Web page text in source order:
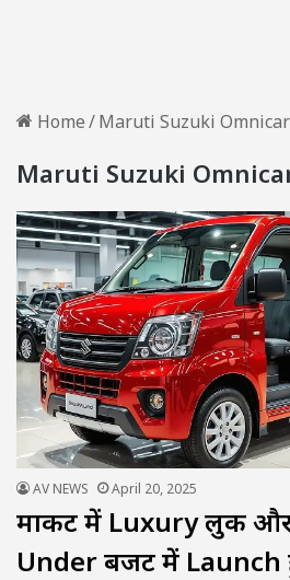
Home/Maruti Suzuki
Maruti Suzuki
AV NEWS April 20, 2025
मार्केट में Luxury लुक
Under बजट में Launch